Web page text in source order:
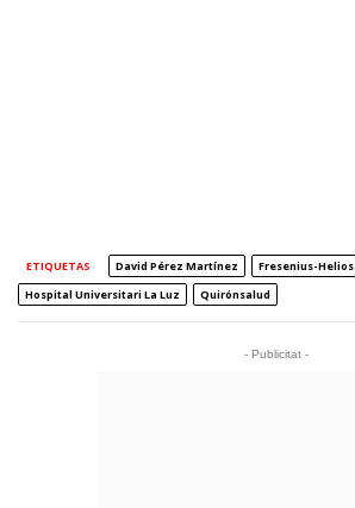
ETIQUETAS David Pérez Martínez Fresenius-Helios
Hospital Universitari La Luz
Quirónsalud
- Publicitat -